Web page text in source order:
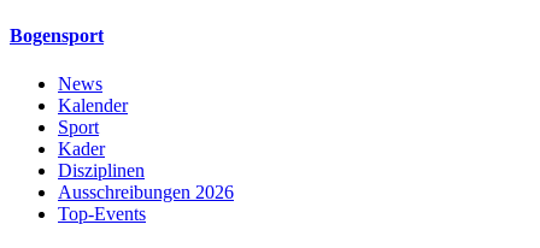
Bogensport
News
Kalender
Sport
Kader
Disziplinen
Ausschreibungen 2026
Top-Events